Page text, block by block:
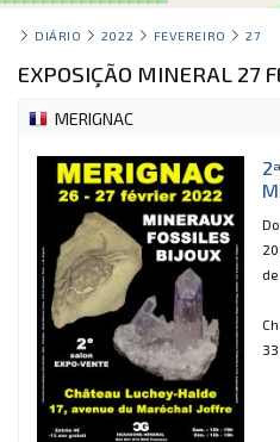
DIÁRIO 2022 FEVEREIRO 27
EXPOSIÇÃO MINERAL 27
MERIGNAC